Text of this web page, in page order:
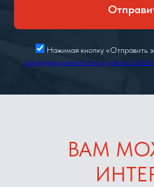
Нажимая кнопку «Отправить
конфиденциальности и даёте
ВАМ